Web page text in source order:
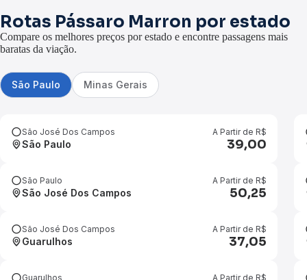
Rotas Pássaro Marron por estado
Compare os melhores preços por estado e encontre passagens mais
baratas da viação.
São Paulo Minas Gerais
São José Dos Campos
São Paulo
A Partir de R$
39,00
São Paulo
São José Dos Campos
A Partir de R$
50,25
São José Dos Campos
Guarulhos
A Partir de R$
37,05
Guarulhos A Partir de R$